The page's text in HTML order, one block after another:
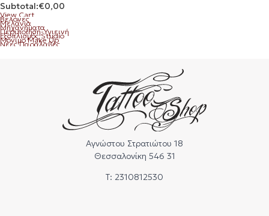
Subtotal:€0,00
View Cart
Βελόνες
Μελάνια
Μηχανήματα
Περιποίηση-Υγιεινή
Εξοπλισμός Studio
Μόνιμο Make Up
Νέες Παραλαβές
Αγνώστου Στρατιώτου 18
Θεσσαλονίκη 546 31
Τ: 2310812530